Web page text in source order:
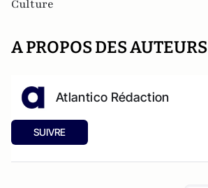
Culture
A PROPOS DES AUTEURS
Atlantico Rédaction
SUIVRE